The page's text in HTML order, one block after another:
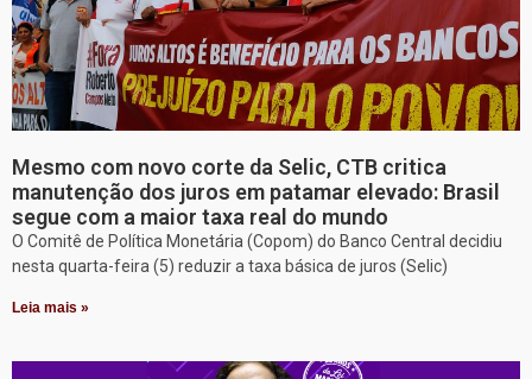
Mesmo com novo corte da Selic, CTB critica
manutenção dos juros em patamar elevado: Brasil
segue com a maior taxa real do mundo
O Comitê de Política Monetária (Copom) do Banco Central decidiu
nesta quarta-feira (5) reduzir a taxa básica de juros (Selic)
Leia mais »